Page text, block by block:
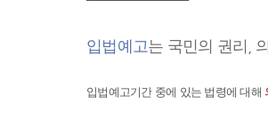
입법예고는 국민의 권리,
입법예고기간 중에 있는 법령에 대해